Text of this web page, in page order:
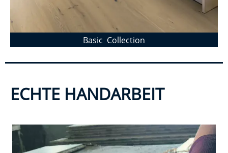
Basic Collection
ECHTE HANDARBEIT